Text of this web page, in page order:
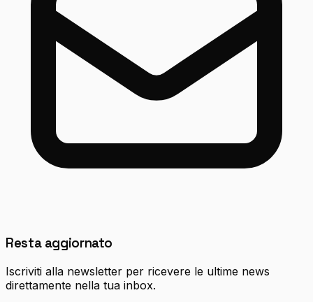
Resta aggiornato
Iscriviti alla newsletter per ricevere le ultime news
direttamente nella tua inbox.